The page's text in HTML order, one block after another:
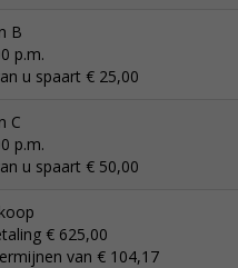
B
p.m.
u spaart € 25,00
C
p.m.
u spaart € 50,00
€ 625,00
van € 104,17